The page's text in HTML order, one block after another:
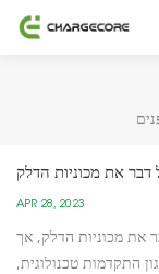
APR 28, 2023
את מכוניות הדלק, אך
התקדמות טכנולוגית,